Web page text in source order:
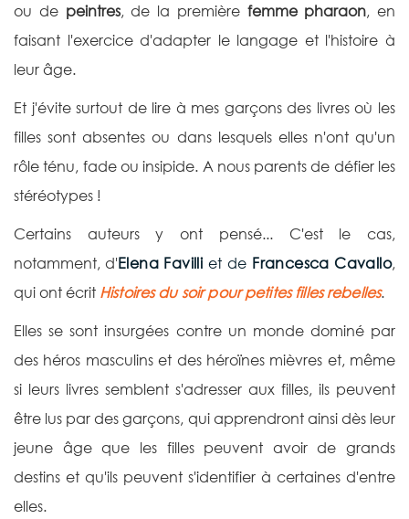
ou de peintres, de la première femme pharaon, en
faisant l'exercice d'adapter le langage et l'histoire à
leur âge.
Et j'évite surtout de lire à mes garçons des livres où les
filles sont absentes ou dans lesquels elles n'ont qu'un
rôle ténu, fade ou insipide. A nous parents de défier les
stéréotypes !
Certains auteurs y ont pensé... C'est le cas,
notamment, d'Elena Favilli et de Francesca Cavallo,
qui ont écrit Histoires du soir pour petites filles rebelles.
Elles se sont insurgées contre un monde dominé par
des héros masculins et des héroïnes mièvres et, même
si leurs livres semblent s'adresser aux filles, ils peuvent
être lus par des garçons, qui apprendront ainsi dès leur
jeune âge que les filles peuvent avoir de grands
destins et qu'ils peuvent s'identifier à certaines d'entre
elles.